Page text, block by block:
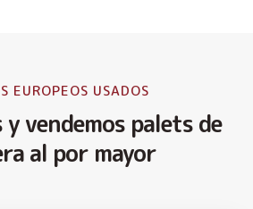
EUROPEOS USADOS
y vendemos palets de
al por mayor